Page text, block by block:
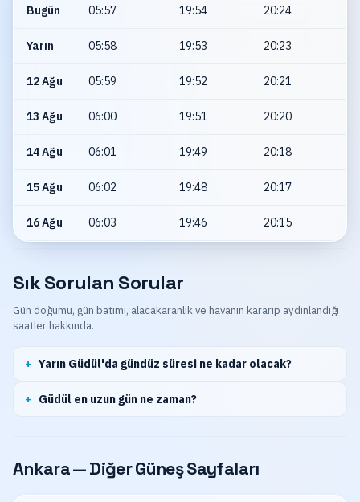
Bugün 05:57 19:54 20:24
Yarın 05:58 19:53 20:23
12 Ağu 05:59 19:52 20:21
13 Ağu 06:00 19:51 20:20
14 Ağu 06:01 19:49 20:18
15 Ağu 06:02 19:48 20:17
16 Ağu 06:03 19:46 20:15
Sık Sorulan Sorular
Gün doğumu, gün batımı, alacakaranlık ve havanın kararıp aydınlandığı
saatler hakkında.
Yarın Güdül'da gündüz süresi ne kadar olacak?
Güdül en uzun gün ne zaman?
Ankara — Diğer Güneş Sayfaları